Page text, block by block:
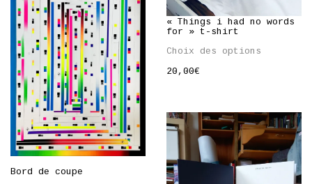
« Things i had no words
for » t-shirt
Choix des options
20,00€
Bord de coupe